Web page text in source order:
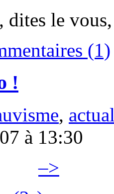
dites le
(1)
!
,
à 13:30
–>